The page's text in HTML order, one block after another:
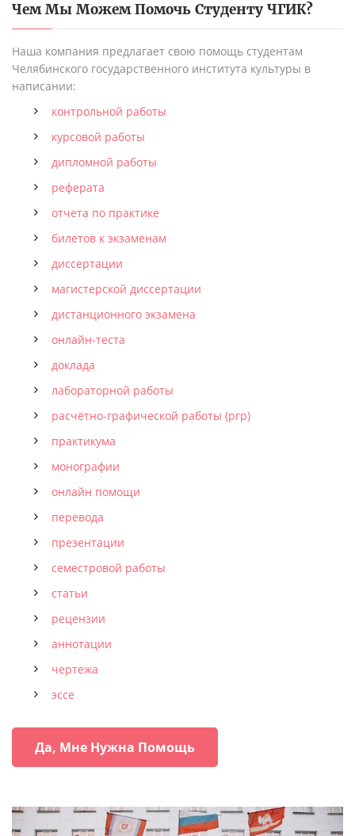
Чем Мы Можем Помочь Студенту ЧГИК?
Наша компания предлагает свою помощь студентам
Челябинского государственного института культуры в
написании:
контрольной работы
курсовой работы
дипломной работы
реферата
отчета по практике
билетов к экзаменам
диссертации
магистерской диссертации
дистанционного экзамена
онлайн-теста
доклада
лабораторной работы
расчётно-графической работы (ргр)
практикума
монографии
онлайн помощи
перевода
презентации
семестровой работы
статьи
рецензии
аннотации
чертежа
эссе
Да, Мне Нужна Помощь